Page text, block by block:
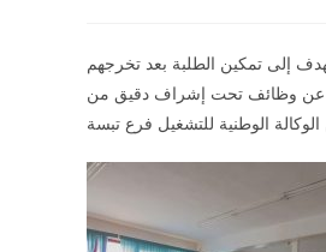
عمل والتي تهدف إلى تمكين الطلبة بعد تخرجهم
عن وظائف تحت إشراف دقيق من